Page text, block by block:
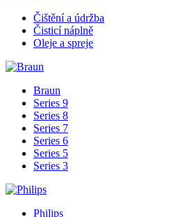
Čištění a údržba
Čisticí náplně
Oleje a spreje
Braun
Series 9
Series 8
Series 7
Series 6
Series 5
Series 3
Philips